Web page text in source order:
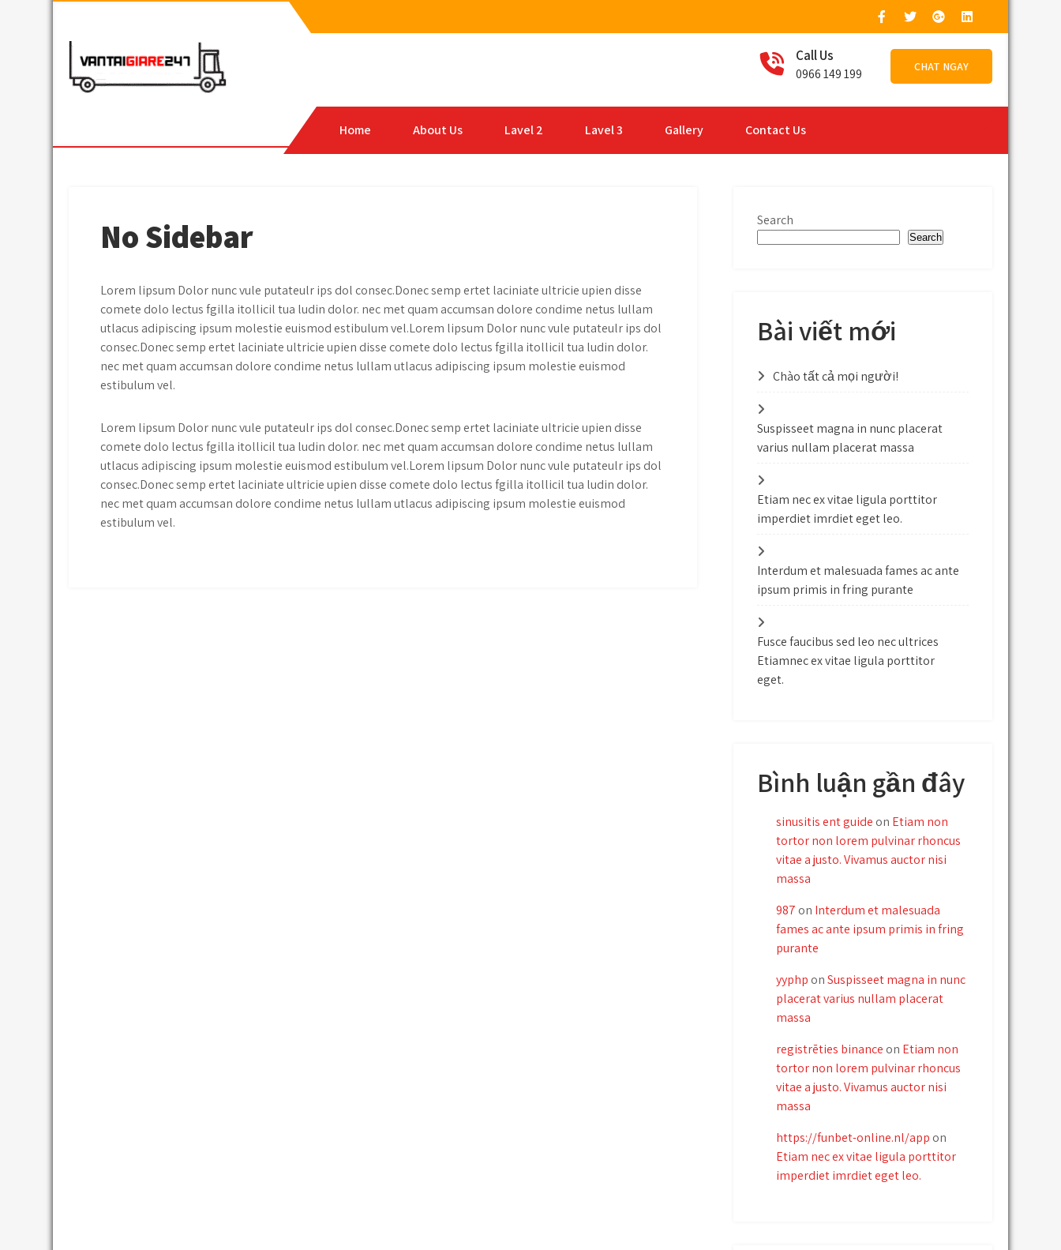
VanTaiGiaRe247.Com
Dịch vụ vận chuyển hàng hóa, chuyển nhà, hoặc thuê xe tải với mức giá phải chăng và có sẵn 24/7
Call Us
0966 149 199 CHAT NGAY
Home About Us Lavel 2 Lavel 3 Gallery Contact Us
No Sidebar
Lorem lipsum Dolor nunc vule putateulr ips dol consec.Donec semp ertet laciniate ultricie upien disse
comete dolo lectus fgilla itollicil tua ludin dolor. nec met quam accumsan dolore condime netus lullam
utlacus adipiscing ipsum molestie euismod estibulum vel.Lorem lipsum Dolor nunc vule putateulr ips dol
consec.Donec semp ertet laciniate ultricie upien disse comete dolo lectus fgilla itollicil tua ludin dolor.
nec met quam accumsan dolore condime netus lullam utlacus adipiscing ipsum molestie euismod
estibulum vel.
Lorem lipsum Dolor nunc vule putateulr ips dol consec.Donec semp ertet laciniate ultricie upien disse
comete dolo lectus fgilla itollicil tua ludin dolor. nec met quam accumsan dolore condime netus lullam
utlacus adipiscing ipsum molestie euismod estibulum vel.Lorem lipsum Dolor nunc vule putateulr ips dol
consec.Donec semp ertet laciniate ultricie upien disse comete dolo lectus fgilla itollicil tua ludin dolor.
nec met quam accumsan dolore condime netus lullam utlacus adipiscing ipsum molestie euismod
estibulum vel.
Search
Search
Bài viết mới
Chào tất cả mọi người!
Suspisseet magna in nunc placerat
varius nullam placerat massa
Etiam nec ex vitae ligula porttitor
imperdiet imrdiet eget leo.
Interdum et malesuada fames ac ante
ipsum primis in fring purante
Fusce faucibus sed leo nec ultrices
Etiamnec ex vitae ligula porttitor
eget.
Bình luận gần đây
sinusitis ent guide on Etiam non
tortor non lorem pulvinar rhoncus
vitae a justo. Vivamus auctor nisi
massa
987 on Interdum et malesuada
fames ac ante ipsum primis in fring
purante
yyphp onSuspisseet magna in nunc
placerat varius nullam placerat
massa
registrēties binance on Etiam non
tortor non lorem pulvinar rhoncus
vitae a justo. Vivamus auctor nisi
massa
https://funbet-online.nl/app on
Etiam nec ex vitae ligula porttitor
imperdiet imrdiet eget leo.